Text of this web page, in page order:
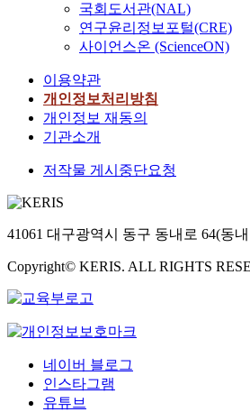
국회도서관(NAL)
연구윤리정보포털(CRE)
사이언스온 (ScienceON)
이용약관
개인정보처리방침
개인정보 재동의
기관소개
저작물 게시중단요청
41061 대구광역시 동구 동내로 64(동
Copyright© KERIS. ALL RIGHTS
네이버 블로그
인스타그램
유튜브